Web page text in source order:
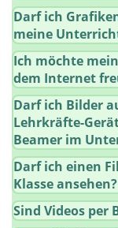
Darf ich
meine
Ich möchte
dem Internet
Darf ich Bilder
Lehrkräfte-
Beamer im
Darf ich einen
Klasse ansehen?
Sind Videos per